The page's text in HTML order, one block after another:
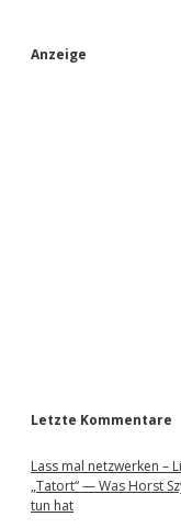
S
Anzeige
Letzte Kommentare
Lass mal netzwerken –
„Tatort“ — Was Horst
tun hat